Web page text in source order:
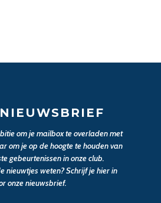
om je mailbox te overladen met
om je op de hoogte te houden van
gebeurtenissen in onze club.
nieuwtjes weten? Schrijf je hier in
onze nieuwsbrief.